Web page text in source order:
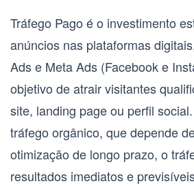
Tráfego Pago é o investimento
anúncios nas plataformas
Ads e Meta Ads (Facebook e
objetivo de atrair visitantes
site, landing page ou perfil
tráfego orgânico, que depende
otimização de longo prazo, o
resultados imediatos e